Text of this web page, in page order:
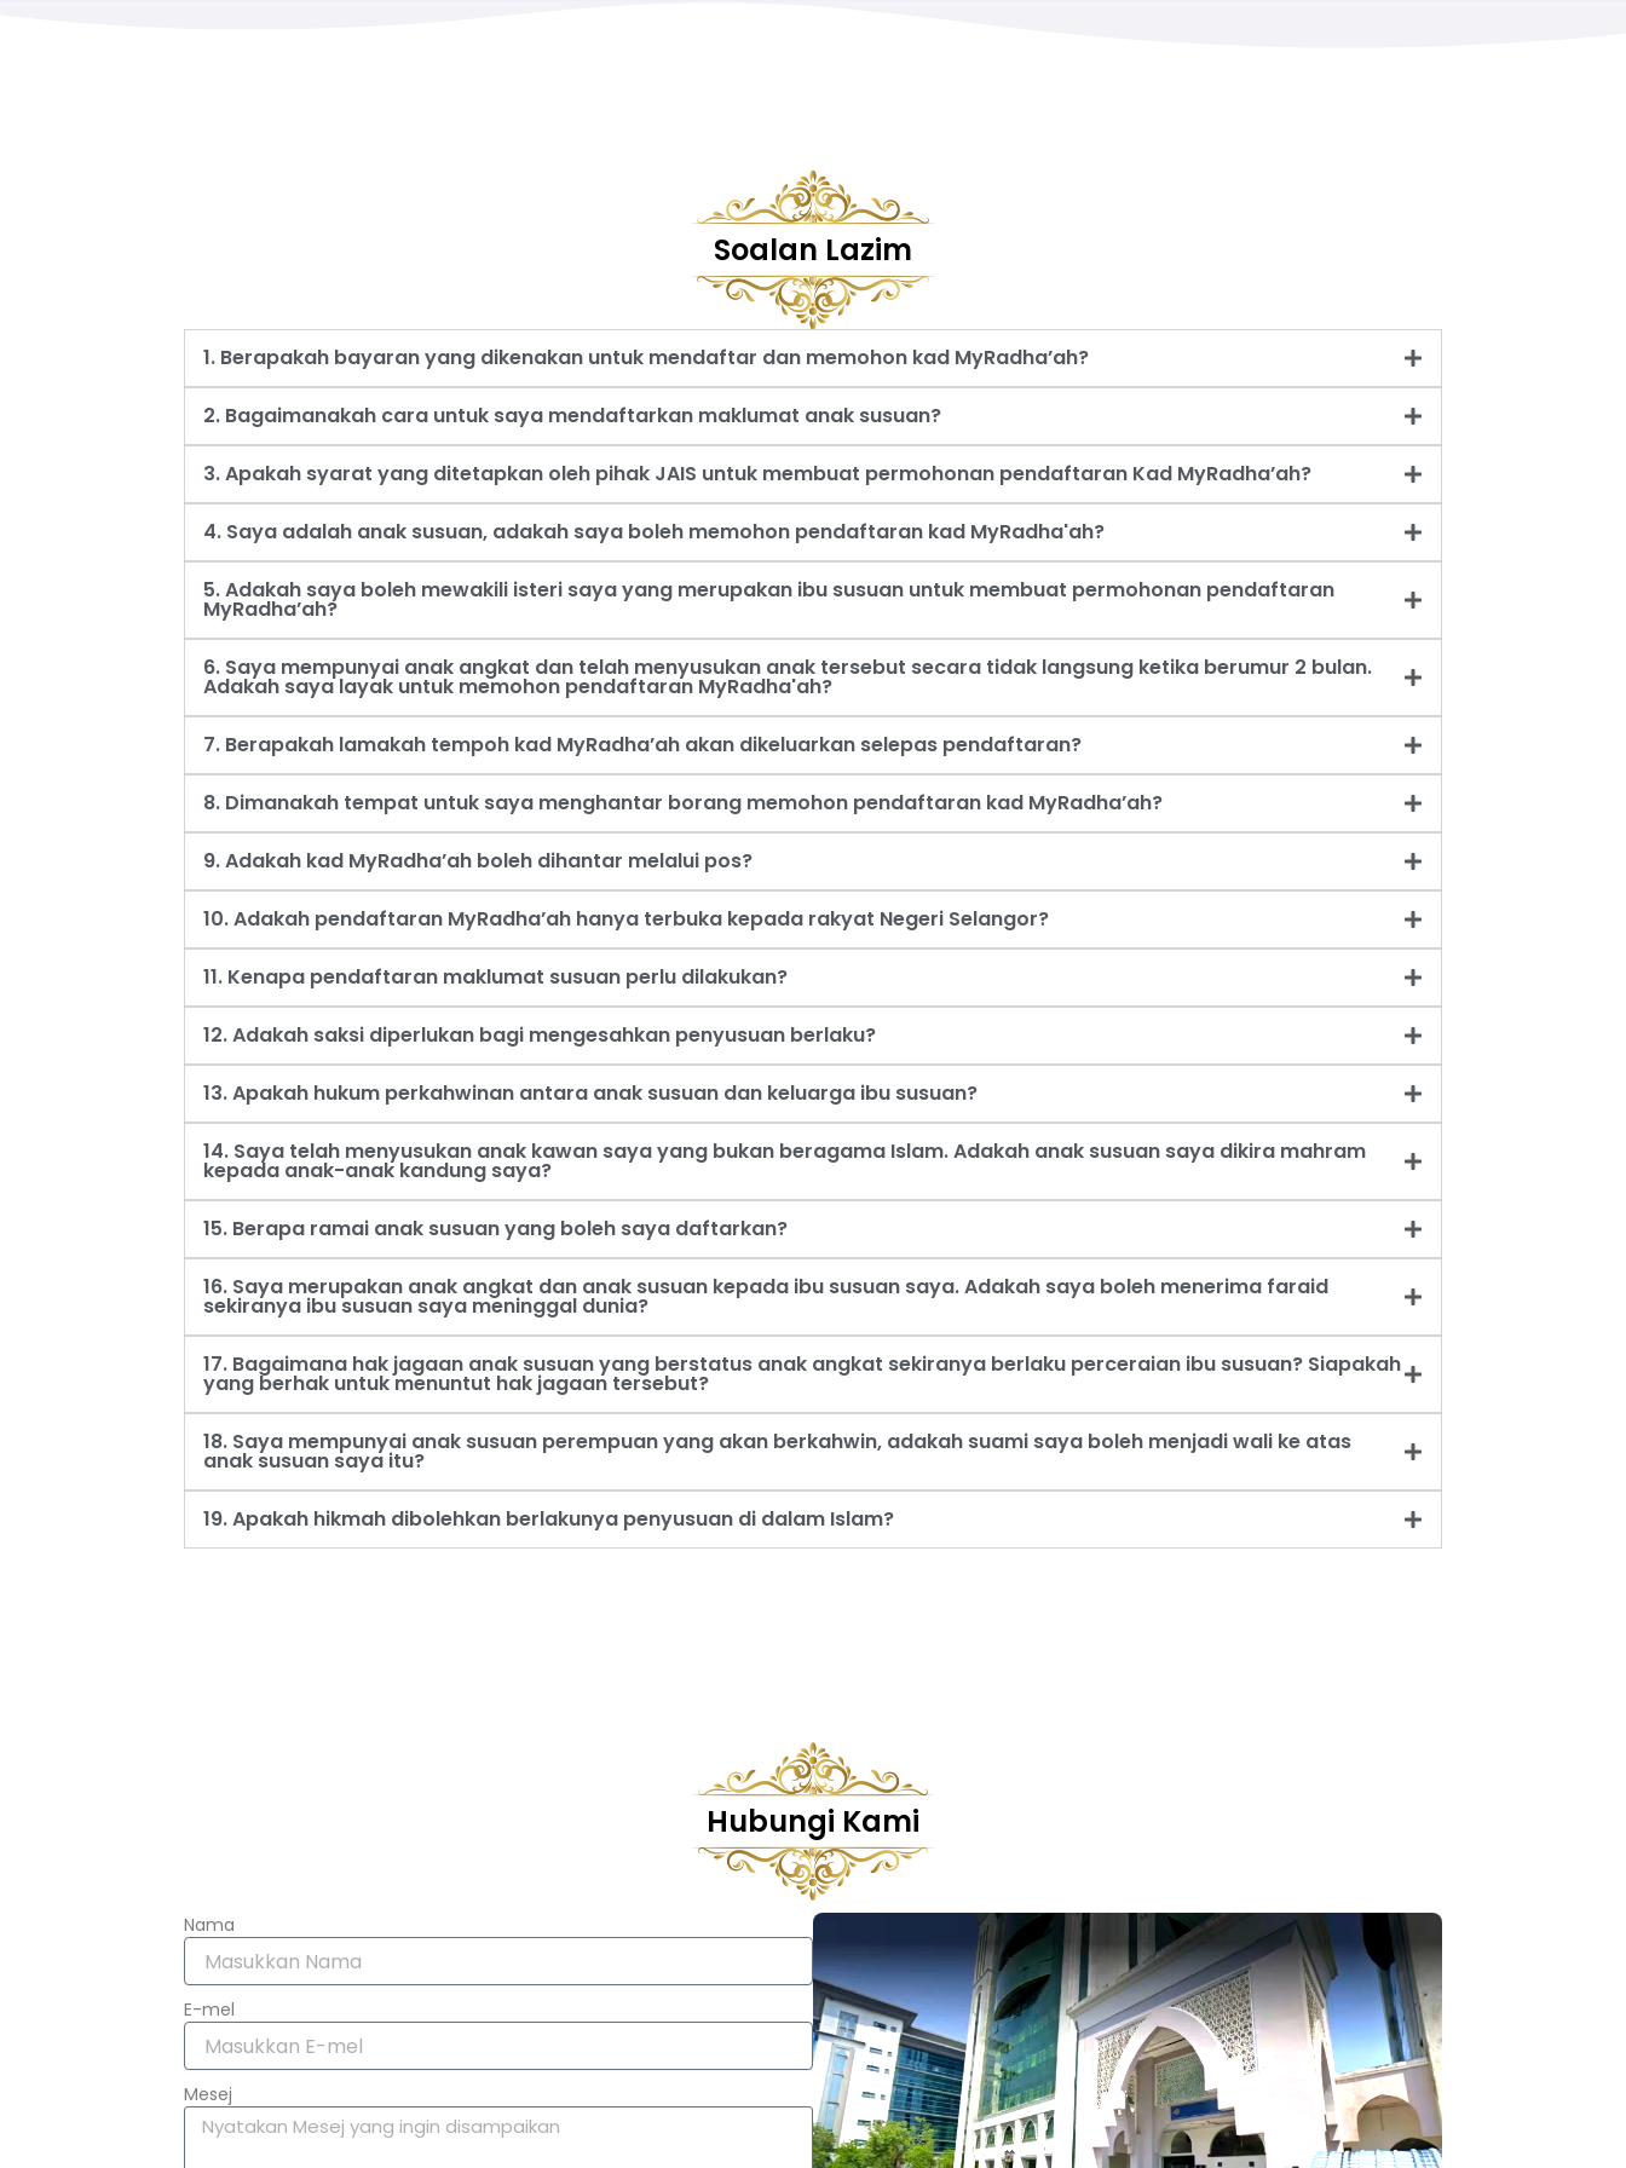
Soalan Lazim
1. Berapakah bayaran yang dikenakan untuk mendaftar dan memohon kad MyRadha’ah?
2. Bagaimanakah cara untuk saya mendaftarkan maklumat anak susuan?
3. Apakah syarat yang ditetapkan oleh pihak JAIS untuk membuat permohonan pendaftaran Kad MyRadha’ah?
4. Saya adalah anak susuan, adakah saya boleh memohon pendaftaran kad MyRadha'ah?
5. Adakah saya boleh mewakili isteri saya yang merupakan ibu susuan untuk membuat permohonan pendaftaran
MyRadha’ah?
6. Saya mempunyai anak angkat dan telah menyusukan anak tersebut secara tidak langsung ketika berumur 2 bulan.
Adakah saya layak untuk memohon pendaftaran MyRadha'ah?
7. Berapakah lamakah tempoh kad MyRadha’ah akan dikeluarkan selepas pendaftaran?
8. Dimanakah tempat untuk saya menghantar borang memohon pendaftaran kad MyRadha’ah?
9. Adakah kad MyRadha’ah boleh dihantar melalui pos?
10. Adakah pendaftaran MyRadha’ah hanya terbuka kepada rakyat Negeri Selangor?
11. Kenapa pendaftaran maklumat susuan perlu dilakukan?
12. Adakah saksi diperlukan bagi mengesahkan penyusuan berlaku?
13. Apakah hukum perkahwinan antara anak susuan dan keluarga ibu susuan?
14. Saya telah menyusukan anak kawan saya yang bukan beragama Islam. Adakah anak susuan saya dikira mahram
kepada anak-anak kandung saya?
15. Berapa ramai anak susuan yang boleh saya daftarkan?
16. Saya merupakan anak angkat dan anak susuan kepada ibu susuan saya. Adakah saya boleh menerima faraid
sekiranya ibu susuan saya meninggal dunia?
17. Bagaimana hak jagaan anak susuan yang berstatus anak angkat sekiranya berlaku perceraian ibu susuan? Siapakah
yang berhak untuk menuntut hak jagaan tersebut?
18. Saya mempunyai anak susuan perempuan yang akan berkahwin, adakah suami saya boleh menjadi wali ke atas
anak susuan saya itu?
19. Apakah hikmah dibolehkan berlakunya penyusuan di dalam Islam?
Hubungi Kami
Nama
E-mel
Mesej